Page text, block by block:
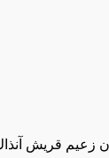
قريش